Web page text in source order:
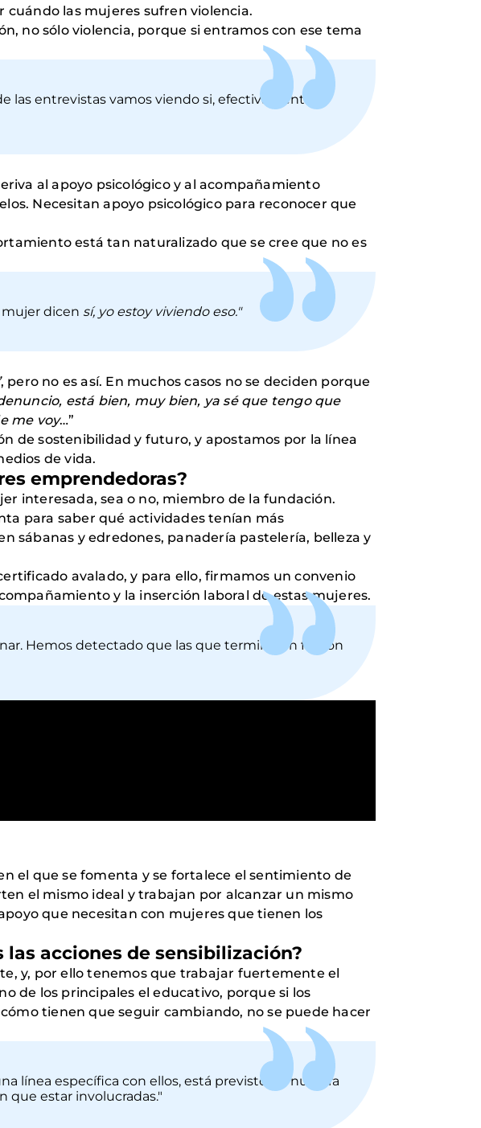
las mujeres sufren violencia.
no sólo violencia, porque si entramos con ese tema
las entrevistas vamos viendo si, efectivamente,
al apoyo psicológico y al acompañamiento
Necesitan apoyo psicológico para reconocer que
está tan naturalizado que se cree que no es
mujer dicen sí, yo estoy viviendo eso."
, pero no es así. En muchos casos no se deciden porque
está bien, muy bien, ya sé que tengo que
me voy…”
de sostenibilidad y futuro, y apostamos por la línea
de vida.
emprendedoras?
interesada, sea o no, miembro de la fundación.
para saber qué actividades tenían más
sábanas y edredones, panadería pastelería, belleza y
avalado, y para ello, firmamos un convenio
y la inserción laboral de estas mujeres.
Hemos detectado que las que terminaron fueron
el que se fomenta y se fortalece el sentimiento de
el mismo ideal y trabajan por alcanzar un mismo
que necesitan con mujeres que tienen los
acciones de sensibilización?
y, por ello tenemos que trabajar fuertemente el
de los principales el educativo, porque si los
tienen que seguir cambiando, no se puede hacer
línea específica con ellos, está previsto en nuestra
que estar involucradas."